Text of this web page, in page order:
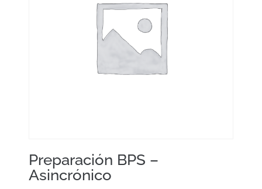
Preparación BPS –
Asincrónico